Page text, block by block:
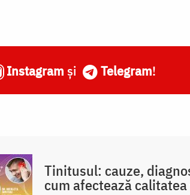
Instagram și Telegram!
Tinitusul: cauze,
cum afectează